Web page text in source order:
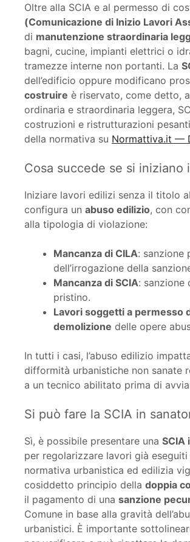
Oltre alla SCIA e al permesso di
(Comunicazione di Inizio Lavori
di manutenzione straordinaria
bagni, cucine, impianti elettrici o
tramezze interne non portanti. La
dell’edificio oppure modificano
costruire è riservato, come detto,
ordinaria e straordinaria leggera,
costruzioni e ristrutturazioni
della normativa su Normattiva.it —
Cosa succede se si
Iniziare lavori edilizi senza il titolo
configura un abuso edilizio, con
alla tipologia di violazione:
Mancanza di CILA: sanzione
dell’irrogazione della
Mancanza di SCIA: sanzione
pristino.
Lavori soggetti a permesso
demolizione delle opere
In tutti i casi, l’abuso edilizio
difformità urbanistiche non sanate
a un tecnico abilitato prima di
Si può fare la SCIA in
Sì, è possibile presentare una SCIA
per regolarizzare lavori già
normativa urbanistica ed edilizia
cosiddetto principio della doppia
il pagamento di una sanzione
Comune in base alla gravità
urbanistici. È importante